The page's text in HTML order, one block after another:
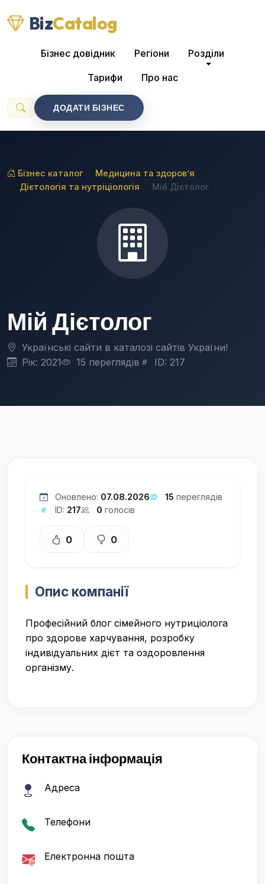
BizCatalog
Бізнес довідник Регіони Розділи
Тарифи Про нас
ДОДАТИ БІЗНЕС
Бізнес каталог
Медицина та здоров’я
Дієтологія та нутріціологія
Мій Дієтолог
Мій Дієтолог
Українські сайти в каталозі сайтів України!
Рік: 2021
15 переглядів ID: 217
Оновлено: 07.08.2026 15 переглядів
ID: 217 0 голосів
0 0
Опис компанії
Професійний блог сімейного нутриціолога
про здорове харчування, розробку
індивідуальних дієт та оздоровлення
організму.
Контактна інформація
Адреса
Телефони
Електронна пошта